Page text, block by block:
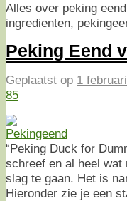
Alles over peking
ingredienten,
Peking Eend
Geplaatst op 1
85
“Peking Duck for
schreef en al heel wat
slag te gaan. Het is
Hieronder zie je een